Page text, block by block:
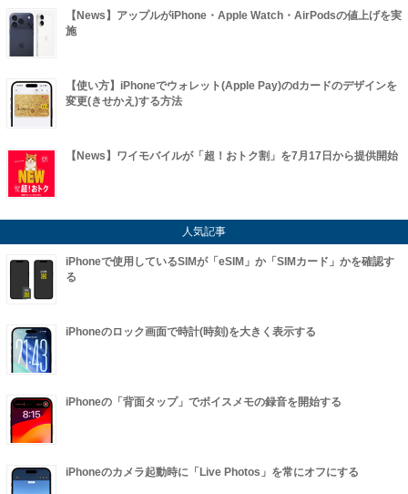
【News】アップルがiPhone・Apple Watch・AirPodsの値上げを実
施
【使い方】iPhoneでウォレット(Apple Pay)のdカードのデザインを
変更(きせかえ)する方法
【News】ワイモバイルが「超！おトク割」を7月17日から提供開始
人気記事
iPhoneで使用しているSIMが「eSIM」か「SIMカード」かを確認す
る
iPhoneのロック画面で時計(時刻)を大きく表示する
iPhoneの「背面タップ」でボイスメモの録音を開始する
iPhoneのカメラ起動時に「Live Photos」を常にオフにする